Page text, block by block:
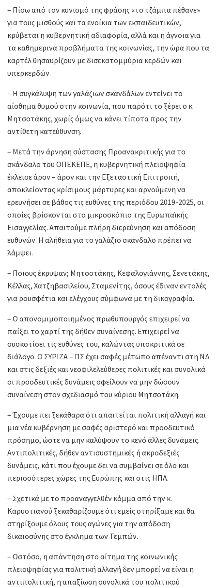
– Πίσω από τον κυνισμό της φράσης «το τζάμπα πέθανε»
για τους μισθούς και τα ενοίκια των εκπαιδευτικών,
κρύβεται η κυβερνητική αδιαφορία, αλλά και η άγνοια για
τα καθημερινά προβλήματα της κοινωνίας, την ώρα που τα
καρτέλ θησαυρίζουν με δισεκατομμύρια κερδών και
υπερκερδών.
– Η συγκάλυψη των γαλάζιων σκανδάλων εντείνει το
αίσθημα θυμού στην κοινωνία, που παρότι το ξέρει ο κ.
Μητσοτάκης, χωρίς όμως να κάνει τίποτα προς την
αντίθετη κατεύθυνση.
– Μετά την άρνηση σύστασης Προανακριτικής για το
σκάνδαλο του ΟΠΕΚΕΠΕ, η κυβερνητική πλειοψηφία
έκλεισε άρον – άρον και την Εξεταστική Επιτροπή,
αποκλείοντας κρίσιμους μάρτυρες και αρνούμενη να
ερευνήσει σε βάθος τις ευθύνες της περιόδου 2019-2025, οι
οποίες βρίσκονται στο μικροσκόπιο της Ευρωπαϊκής
Εισαγγελίας. Απαιτούμε πλήρη διερεύνηση και απόδοση
ευθυνών. Η αλήθεια για το γαλάζιο σκάνδαλο πρέπει να
λάμψει.
– Ποιους έκρυψαν; Μητσοτάκης, Κεφαλογιάννης, Σενετάκης,
Κέλλας, Χατζηβασιλείου, Σταμενίτης, όσους έδιναν εντολές
για ρουσφέτια και ελέγχους σύμφωνα με τη δικογραφία.
– Ο απονομιμοποιημένος πρωθυπουργός επιχειρεί να
παίξει το χαρτί της δήθεν συναίνεσης. Επιχειρεί να
συσκοτίσει τις ευθύνες του, καλώντας υποκριτικά σε
διάλογο. Ο ΣΥΡΙΖΑ – ΠΣ έχει σαφές μέτωπο απέναντι στη ΝΔ
και στις δεξιές και νεοφιλελεύθερες πολιτικές και συνολικά
οι προοδευτικές δυνάμεις οφείλουν να μην δώσουν
συναίνεση στον σχεδιασμό του κύριου Μητσοτάκη.
– Έχουμε πει ξεκάθαρα ότι απαιτείται πολιτική αλλαγή και
μια νέα κυβέρνηση με σαφές αριστερό και προοδευτικό
πρόσημο, ώστε να μην καλύψουν το κενό άλλες δυνάμεις.
Αντιπολιτικές, δήθεν αντισυστημικές ή ακροδεξιές
δυνάμεις, κάτι που έχουμε δει να συμβαίνει σε όλο και
περισσότερες χώρες της Ευρώπης και στις ΗΠΑ.
– Σχετικά με το προαναγγελθέν κόμμα από την κ.
Καρυστιανού ξεκαθαρίζουμε ότι εμείς στηρίξαμε και θα
στηρίξουμε όλους τους αγώνες για την απόδοση
δικαιοσύνης στο έγκλημα των Τεμπών.
– Ωστόσο, η απάντηση στο αίτημα της κοινωνικής
πλειοψηφίας για πολιτική αλλαγή δεν μπορεί να είναι η
αντιπολιτική, η απαξίωση συνολικά του πολιτικού